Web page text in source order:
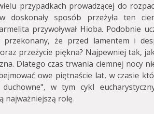
przypadkach prowadzącej do
doskonały sposób przeżyła ten
przywoływał Hioba. Podobnie
przekonany, że przed lamentem i
przeżycie piękna? Najpewniej tak,
Dlatego czas trwania ciemnej nocy
owe piętnaście lat, w czasie
duchowne", w tym cykl
najważniejszą rolę.